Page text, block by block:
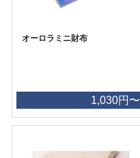
オーロラミニ財布
1,030円〜